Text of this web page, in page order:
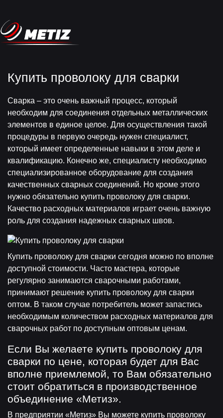
Купить проволоку для сварки
Сварка – это очень важный процесс, который
необходим для соединения отдельных металлических
элементов в единое целое. Для осуществления такой
процедуры в первую очередь нужен специалист,
который имеет определенные навыки в этом деле и
квалификацию. Конечно же, специалисту необходимо
специализированное оборудование для создания
качественных сварных соединений. Но кроме этого
нужно обязательно купить проволоку для сварки.
Качество расходных материалов играет очень важную
роль для создания надежных сварных швов.
Купить проволоку для сварки сегодня можно по вполне
доступной стоимости. Часто мастера, которые
регулярно занимаются сварочными работами,
принимают решение купить проволоку для сварки
оптом. В таком случае потребитель может запастись
необходимым количеством расходных материалов для
сварочных работ по доступным оптовым ценам.
Если Вы желаете купить проволоку для
сварки по цене, которая будет для Вас
вполне приемлемой, то Вам обязательно
стоит обратиться в производственное
объединение «Метиз».
В предприятии «Метиз» Вы можете купить проволоку